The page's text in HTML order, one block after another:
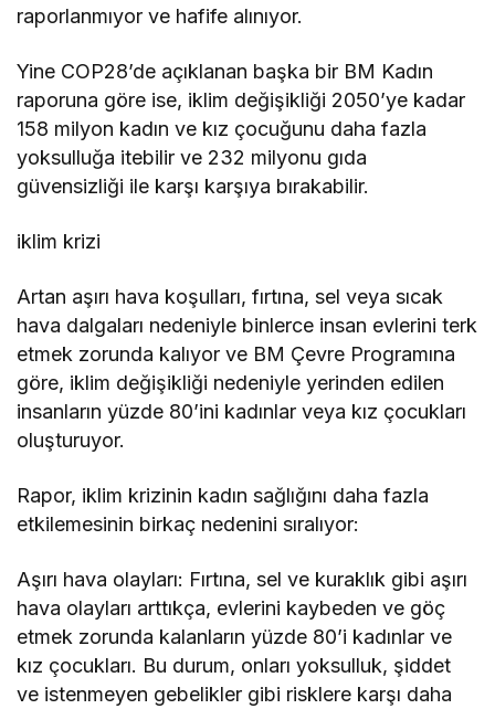
raporlanmıyor ve hafife alınıyor.
Yine COP28’de açıklanan başka bir BM Kadın
raporuna göre ise, iklim değişikliği 2050’ye kadar
158 milyon kadın ve kız çocuğunu daha fazla
yoksulluğa itebilir ve 232 milyonu gıda
güvensizliği ile karşı karşıya bırakabilir.
iklim krizi
Artan aşırı hava koşulları, fırtına, sel veya sıcak
hava dalgaları nedeniyle binlerce insan evlerini terk
etmek zorunda kalıyor ve BM Çevre Programına
göre, iklim değişikliği nedeniyle yerinden edilen
insanların yüzde 80’ini kadınlar veya kız çocukları
oluşturuyor.
Rapor, iklim krizinin kadın sağlığını daha fazla
etkilemesinin birkaç nedenini sıralıyor:
Aşırı hava olayları: Fırtına, sel ve kuraklık gibi aşırı
hava olayları arttıkça, evlerini kaybeden ve göç
etmek zorunda kalanların yüzde 80’i kadınlar ve
kız çocukları. Bu durum, onları yoksulluk, şiddet
ve istenmeyen gebelikler gibi risklere karşı daha